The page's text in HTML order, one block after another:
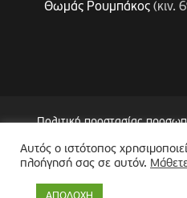
Θωμάς Ρουμπάκος(κιν.
Πολιτική προστασίας
Επεξεργασίας Δεδομένων μέσω
(CCTV)-Δήλωση
Copyright © 2024
Αυτός ο ιστότοπος
πλοήγησή σας σε αυτόν.